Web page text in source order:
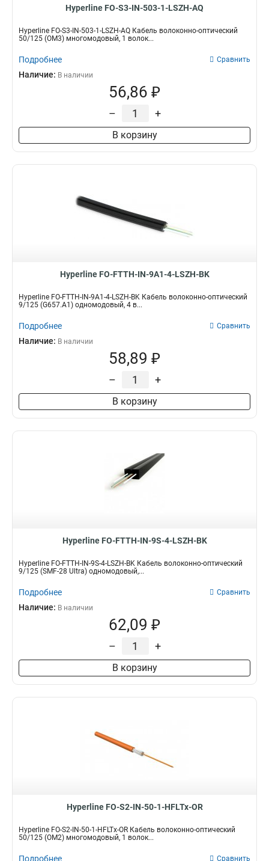
Hyperline FO-S3-IN-503-1-LSZH-AQ
Hyperline FO-S3-IN-503-1-LSZH-AQ Кабель волоконно-оптический
50/125 (OM3) многомодовый, 1 волок...
Подробнее Сравнить
Наличие: В наличии
56,86 ₽
– +
В корзину
Hyperline FO-FTTH-IN-9A1-4-LSZH-BK
Hyperline FO-FTTH-IN-9A1-4-LSZH-BK Кабель волоконно-оптический
9/125 (G657.А1) одномодовый, 4 в...
Подробнее Сравнить
Наличие: В наличии
58,89 ₽
– +
В корзину
Hyperline FO-FTTH-IN-9S-4-LSZH-BK
Hyperline FO-FTTH-IN-9S-4-LSZH-BK Кабель волоконно-оптический
9/125 (SMF-28 Ultra) одномодовый,...
Подробнее Сравнить
Наличие: В наличии
62,09 ₽
– +
В корзину
Hyperline FO-S2-IN-50-1-HFLTx-OR
Hyperline FO-S2-IN-50-1-HFLTx-OR Кабель волоконно-оптический
50/125 (OM2) многомодовый, 1 волок...
Подробнее Сравнить